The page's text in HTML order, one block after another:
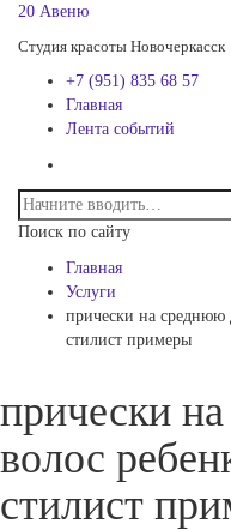
20 Авеню
Студия красоты Новочеркасск
+7 (951) 835 68 57
Главная
Лента событий
Поиск по сайту
Главная
Услуги
прически на среднюю
стилист примеры
прически
волос
стилист